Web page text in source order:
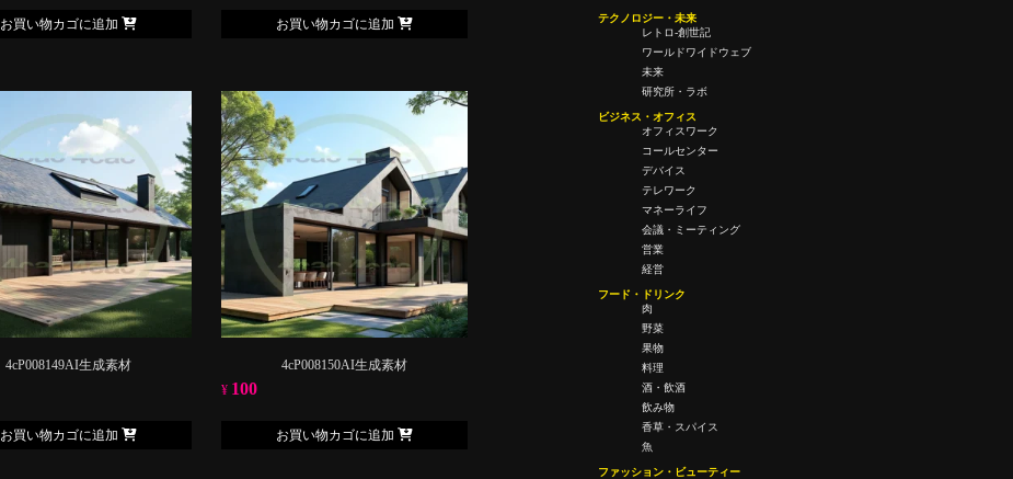
お買い物カゴに追加 お買い物カゴに追加
4cP008149AI生成素材
お買い物カゴに追加
4cP008150AI生成素材
¥ 100
お買い物カゴに追加
テクノロジー・未来
レトロ-創世記
ワールドワイドウェブ
未来
研究所・ラボ
ビジネス・オフィス
オフィスワーク
コールセンター
デバイス
テレワーク
マネーライフ
会議・ミーティング
営業
経営
フード・ドリンク
肉
野菜
果物
料理
酒・飲酒
飲み物
香草・スパイス
魚
ファッション・ビューティー